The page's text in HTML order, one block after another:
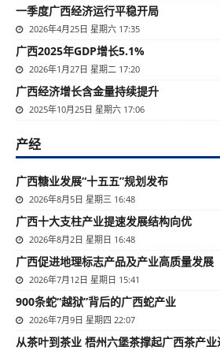
一季度广西经济运行平稳开局
2026年4月25日 星期六 17:35
广西2025年GDP增长5.1%
2026年1月27日 星期二 17:20
广西经济增长含金量持续提升
2025年10月25日 星期六 17:06
产经
广西糖业发展“十五五”规划发布
2026年8月5日 星期三 16:48
广西十大支柱产业提速发展结构向优
2026年8月2日 星期日 16:48
广西促进地理标志产品及产业高质量发展
2026年7月12日 星期日 15:41
900条蛇“越狱”背后的广西蛇产业
2026年7月9日 星期四 22:07
从茶叶到茶业 梧州六堡茶撑起广西茶产业